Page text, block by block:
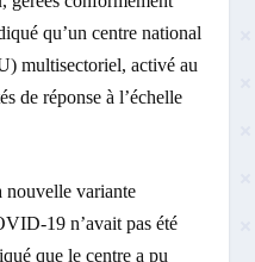
qu’un centre national
multisectoriel, activé au
de réponse à l’échelle
nouvelle variante
19 n’avait pas été
que le centre a pu